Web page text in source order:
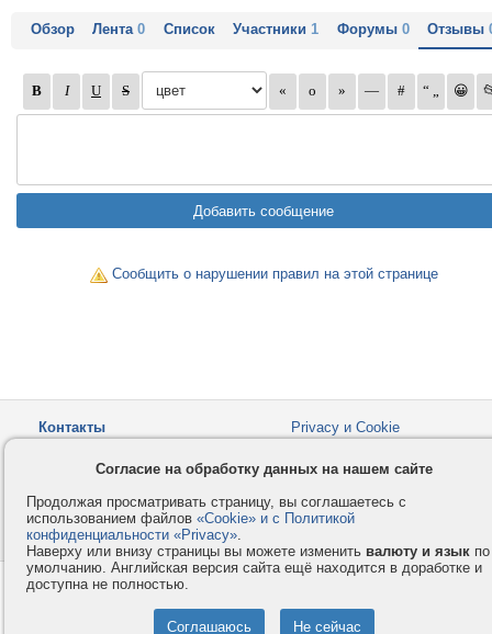
Обзор Лента0 Список Участники1 Форумы 0 Отзывы
Сообщить о нарушении правил на этой странице
Контакты
Privacy и Cookie
Как оплатить
Форумы
© 2008-2026VMESTE.EU
Согласие на обработку данных на нашем сайте
Продолжая просматривать страницу, вы соглашаетесь с
использованием файлов «Cookie» и с Политикой
конфиденциальности «Privacy».
Наверху или внизу страницы вы можете изменить валюту и язык по
умолчанию. Английская версия сайта ещё находится в доработке и
доступна не полностью.